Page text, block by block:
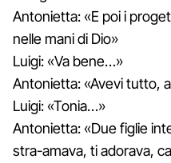
Antonietta: «E poi i
nelle mani di Dio»
Luigi: «Va bene…»
Antonietta: «Avevi tutto,
Luigi: «Tonia…»
Antonietta: «Due figlie
stra-amava, ti adorava,